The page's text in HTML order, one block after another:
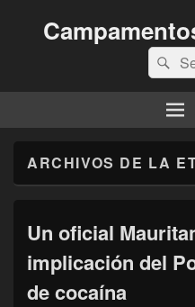
Buscar
por:
ARCHIVOS DE LA
Un oficial
implicación del
de cocaína